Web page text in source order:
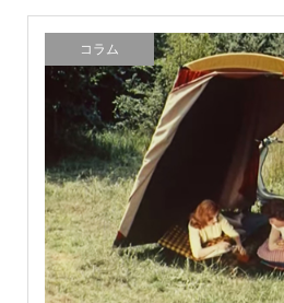
コラム